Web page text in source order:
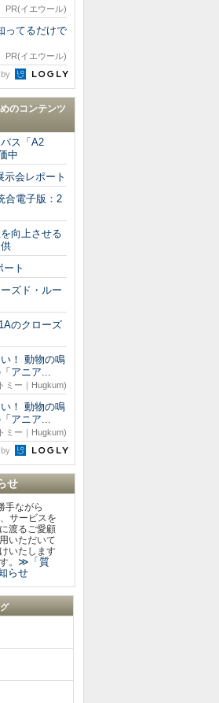
PR(イエウール)
ってるだけで
PR(イエウール)
のコンテンツ
ス「A2
中
示会レポート
合電子版：2
向上させる
ート
ズド・ルー
のクローズ
！ 動物の鳴
アニア...
ミー｜Hugkum)
！ 動物の鳴
アニア...
ミー｜Hugkum)
せ
手ながら
サービスを
渡るご愛顧
いただいて
いたします
。 ≫「質
らせ